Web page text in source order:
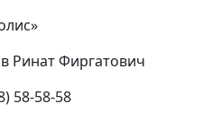
Ринат Фиргатович
58-58-58